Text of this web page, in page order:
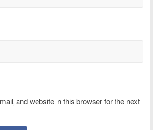
and website in this browser for the next